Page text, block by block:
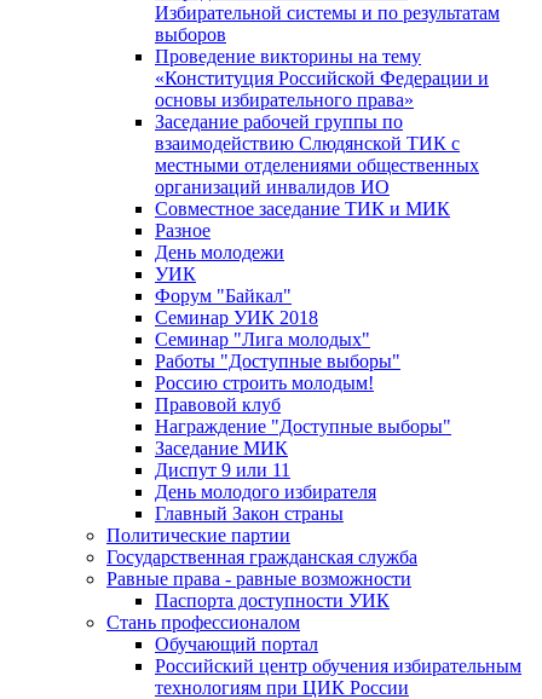
Избирательной системы и по результатам
выборов
Проведение викторины на тему
«Конституция Российской Федерации и
основы избирательного права»
Заседание рабочей группы по
взаимодействию Слюдянской ТИК с
местными отделениями общественных
организаций инвалидов ИО
Совместное заседание ТИК и МИК
Разное
День молодежи
УИК
Форум "Байкал"
Семинар УИК 2018
Семинар "Лига молодых"
Работы "Доступные выборы"
Россию строить молодым!
Правовой клуб
Награждение "Доступные выборы"
Заседание МИК
Диспут 9 или 11
День молодого избирателя
Главный Закон страны
Политические партии
Государственная гражданская служба
Равные права - равные возможности
Паспорта доступности УИК
Стань профессионалом
Обучающий портал
Российский центр обучения избирательным
технологиям при ЦИК России